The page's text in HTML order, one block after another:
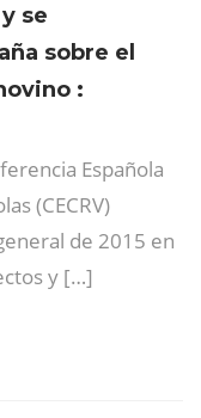
se
sobre el
:
Española
(CECRV)
de 2015 en
y […]